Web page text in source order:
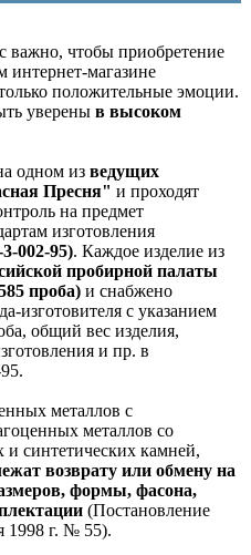
важно, чтобы приобретение
магазине
положительные эмоции.
уверены в высоком
одном из ведущих
Пресня" и проходят
на предмет
изготовления
002-95). Каждое изделие из
пробирной палаты
проба) и снабжено
изготовителя с указанием
общий вес изделия,
и пр. в
металлов с
металлов со
и синтетических камней,
возврату или обмену на
формы, фасона,
(Постановление
1998 г. № 55).